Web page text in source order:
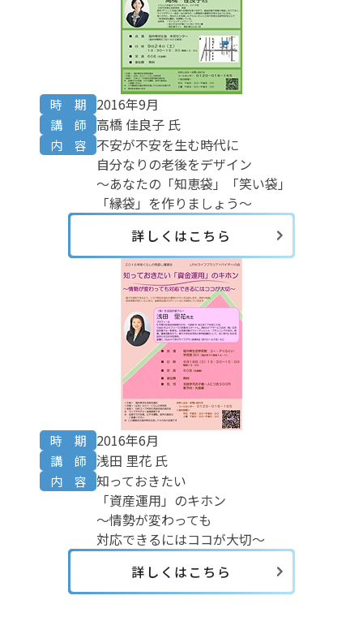
時 期 2016年9月
講 師 高橋 佳良子 氏
内 容
不安が不安を生む時代に
自分なりの老後をデザイン
～あなたの「知恵袋」「笑い袋」
「縁袋」を作りましょう～
詳しくはこちら
時 期 2016年6月
講 師 浅田 里花 氏
内 容
知っておきたい
「資産運用」のキホン
～情勢が変わっても
対応できるにはココが大切～
詳しくはこちら